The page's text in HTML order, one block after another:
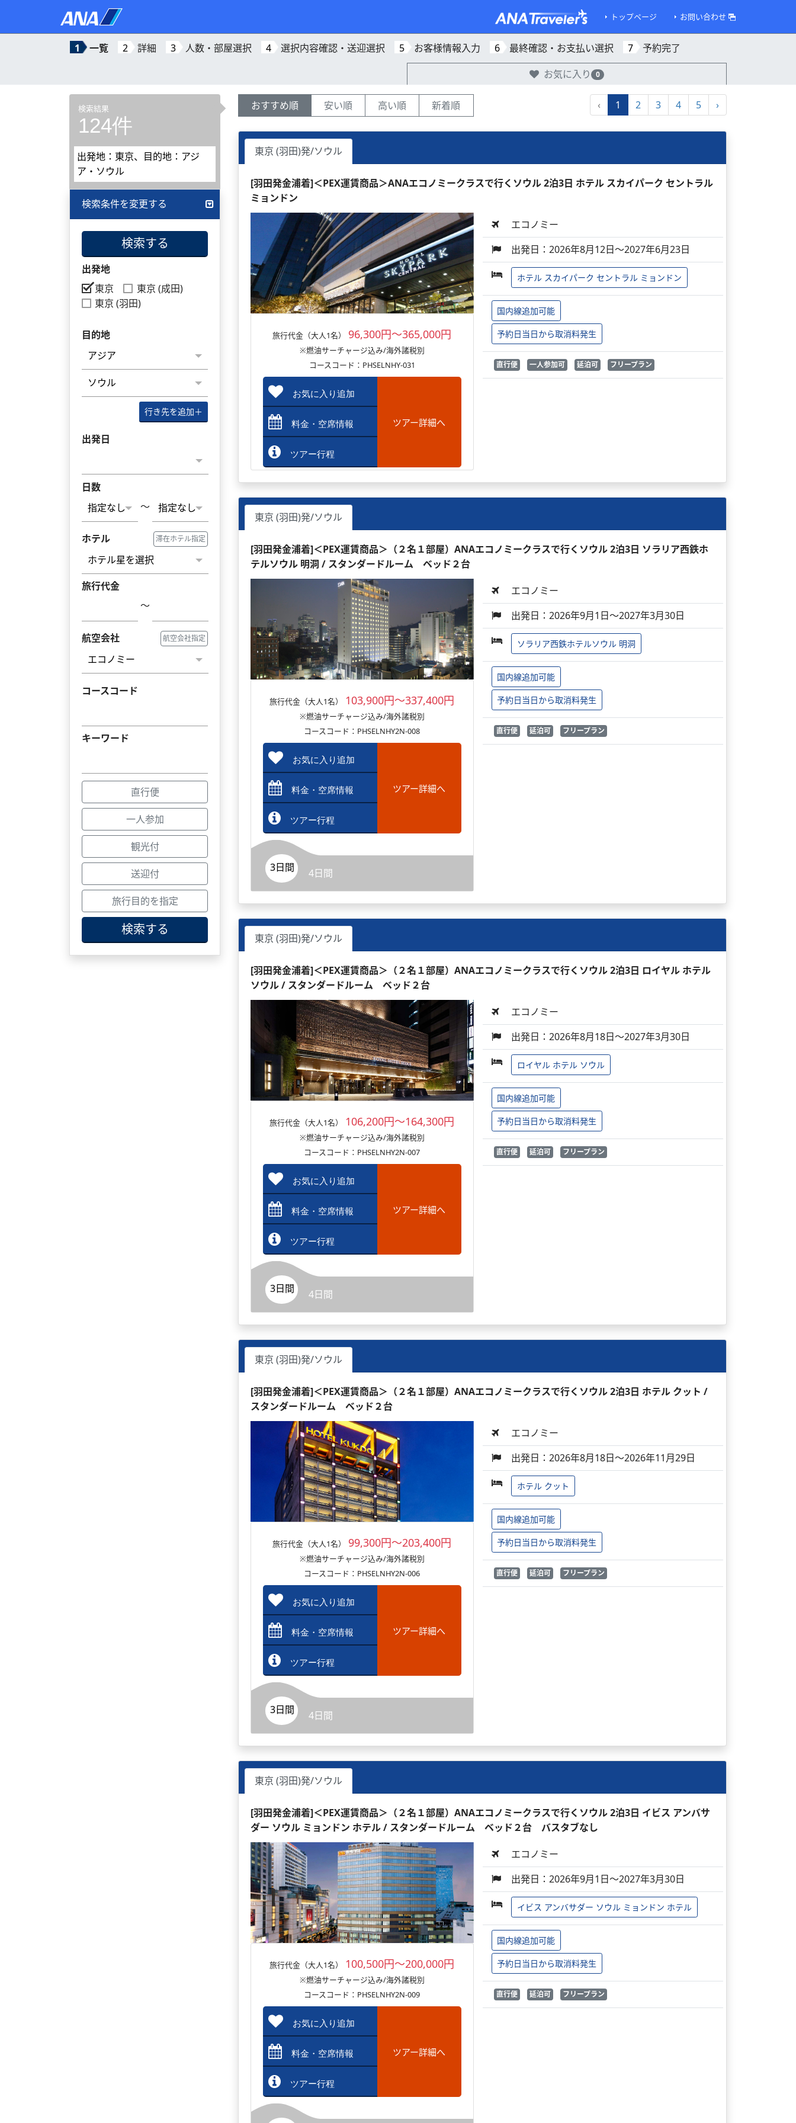
トップページ お問い合わせ
1 一覧 2 詳細 3 人数・部屋選択 4 選択内容確認・送迎選択 5 お客様情報入力 6 最終確認・お支払い選択 7
予約完了
お気に入り
0
検索結果
124件
出発地：東京、目的地：アジ
ア・ソウル
検索条件を変更する
検索する
出発地
東京
東京 (成田)
東京 (羽田)
目的地
行き先を追加＋
出発日
日数
～
ホテル 滞在ホテル指定
旅行代金
～
航空会社 航空会社指定
コースコード
キーワード
直行便
一人参加
観光付
送迎付
旅行目的を指定
検索する
おすすめ順 安い順 高い順 新着順 ‹ 1 2 3 4 5 ›
東京 (羽田)発/ソウル
[羽田発金浦着]＜PEX運賃商品＞ANAエコノミークラスで行くソウル 2泊3日 ホテル スカイパーク セントラル
ミョンドン
旅行代金（大人1名） 96,300円～365,000円
※燃油サーチャージ込み/海外諸税別
コースコード：PHSELNHY-031
お気に入り追加
料金・空席情報
ツアー行程
ツアー詳細へ
エコノミー
出発日：2026年8月12日～2027年6月23日
ホテル スカイパーク セントラル ミョンドン
国内線追加可能
予約日当日から取消料発生
直行便 一人参加可 延泊可 フリープラン
東京 (羽田)発/ソウル
[羽田発金浦着]＜PEX運賃商品＞（２名１部屋）ANAエコノミークラスで行くソウル 2泊3日 ソラリア西鉄ホ
テルソウル 明洞 / スタンダードルーム ベッド２台
旅行代金（大人1名） 103,900円～337,400円
※燃油サーチャージ込み/海外諸税別
コースコード：PHSELNHY2N-008
お気に入り追加
料金・空席情報
ツアー行程
ツアー詳細へ
3日間 4日間
エコノミー
出発日：2026年9月1日～2027年3月30日
ソラリア西鉄ホテルソウル 明洞
国内線追加可能
予約日当日から取消料発生
直行便 延泊可 フリープラン
東京 (羽田)発/ソウル
[羽田発金浦着]＜PEX運賃商品＞（２名１部屋）ANAエコノミークラスで行くソウル 2泊3日 ロイヤル ホテル
ソウル / スタンダードルーム ベッド２台
旅行代金（大人1名） 106,200円～164,300円
※燃油サーチャージ込み/海外諸税別
コースコード：PHSELNHY2N-007
お気に入り追加
料金・空席情報
ツアー行程
ツアー詳細へ
3日間 4日間
エコノミー
出発日：2026年8月18日～2027年3月30日
ロイヤル ホテル ソウル
国内線追加可能
予約日当日から取消料発生
直行便 延泊可 フリープラン
東京 (羽田)発/ソウル
[羽田発金浦着]＜PEX運賃商品＞（２名１部屋）ANAエコノミークラスで行くソウル 2泊3日 ホテル クット /
スタンダードルーム ベッド２台
旅行代金（大人1名） 99,300円～203,400円
※燃油サーチャージ込み/海外諸税別
コースコード：PHSELNHY2N-006
お気に入り追加
料金・空席情報
ツアー行程
ツアー詳細へ
3日間 4日間
エコノミー
出発日：2026年8月18日～2026年11月29日
ホテル クット
国内線追加可能
予約日当日から取消料発生
直行便 延泊可 フリープラン
東京 (羽田)発/ソウル
[羽田発金浦着]＜PEX運賃商品＞（２名１部屋）ANAエコノミークラスで行くソウル 2泊3日 イビス アンバサ
ダー ソウル ミョンドン ホテル / スタンダードルーム ベッド２台 バスタブなし
旅行代金（大人1名） 100,500円～200,000円
※燃油サーチャージ込み/海外諸税別
コースコード：PHSELNHY2N-009
お気に入り追加
料金・空席情報
ツアー行程
ツアー詳細へ
エコノミー
出発日：2026年9月1日～2027年3月30日
イビス アンバサダー ソウル ミョンドン ホテル
国内線追加可能
予約日当日から取消料発生
直行便 延泊可 フリープラン